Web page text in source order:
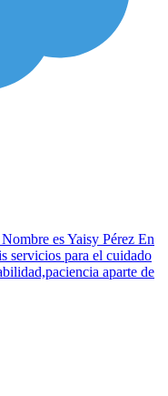
es Yaisy Pérez En
servicios para el cuidado
aparte de